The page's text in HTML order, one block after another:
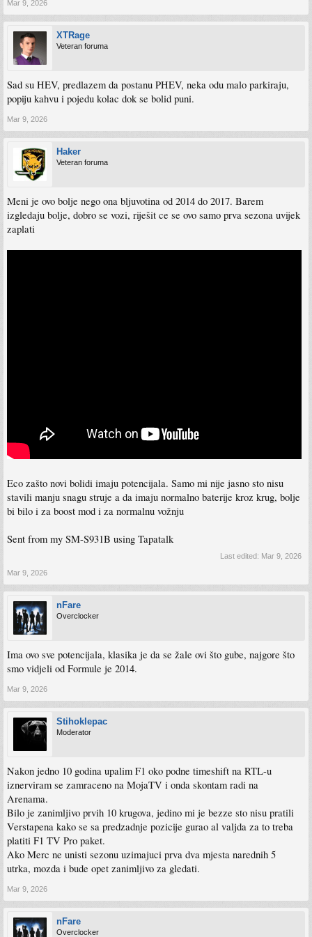
Mar 9, 2026
XTRage
Veteran foruma
Sad su HEV, predlazem da postanu PHEV, neka odu malo parkiraju,
popiju kahvu i pojedu kolac dok se bolid puni.
Mar 9, 2026
Haker
Veteran foruma
Meni je ovo bolje nego ona bljuvotina od 2014 do 2017. Barem
izgledaju bolje, dobro se vozi, riješit ce se ovo samo prva sezona uvijek
zaplati
Eco zašto novi bolidi imaju potencijala. Samo mi nije jasno sto nisu
stavili manju snagu struje a da imaju normalno baterije kroz krug, bolje
bi bilo i za boost mod i za normalnu vožnju
Sent from my SM-S931B using Tapatalk
Last edited: Mar 9, 2026
Mar 9, 2026
nFare
Overclocker
Ima ovo sve potencijala, klasika je da se žale ovi što gube, najgore što
smo vidjeli od Formule je 2014.
Mar 9, 2026
Stihoklepac
Moderator
Nakon jedno 10 godina upalim F1 oko podne timeshift na RTL-u
iznerviram se zamraceno na MojaTV i onda skontam radi na
Arenama.
Bilo je zanimljivo prvih 10 krugova, jedino mi je bezze sto nisu pratili
Verstapena kako se sa predzadnje pozicije gurao al valjda za to treba
platiti F1 TV Pro paket.
Ako Merc ne unisti sezonu uzimajuci prva dva mjesta narednih 5
utrka, mozda i bude opet zanimljivo za gledati.
Mar 9, 2026
nFare
Overclocker